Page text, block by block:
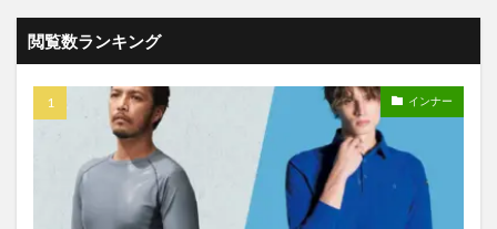
閲覧数ランキング
インナー